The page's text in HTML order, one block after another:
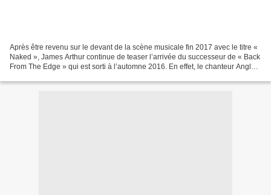
Après être revenu sur le devant de la scène musicale fin 2017 avec le titre «
Naked », James Arthur continue de teaser l’arrivée du successeur de « Back
From The Edge » qui est sorti à l’automne 2016. En effet, le chanteur Anglais